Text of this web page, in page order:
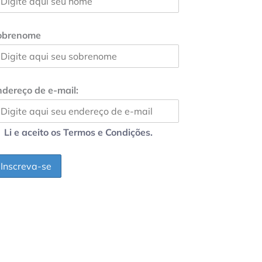
de e-mail:
Li e aceito os Termos e Condições.